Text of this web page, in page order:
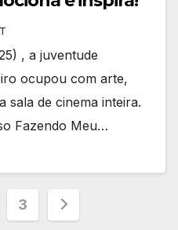
, a juventude
ocupou com arte,
sala de cinema inteira.
Fazendo Meu…
3